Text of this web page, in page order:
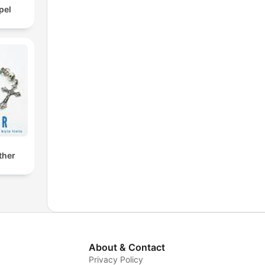
About & Contact
Privacy Policy